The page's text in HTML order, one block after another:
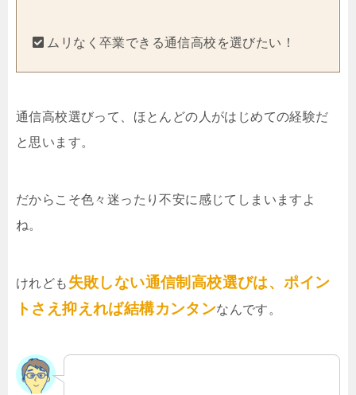
ムリなく卒業できる通信高校を選びたい！
通信高校選びって、ほとんどの人がはじめての経験だ
と思います。
だからこそ色々迷ったり不安に感じてしまいますよ
ね。
けれども 失敗しない通信制高校選びは、ポイン
トさえ抑えれば結構カンタンなんです。